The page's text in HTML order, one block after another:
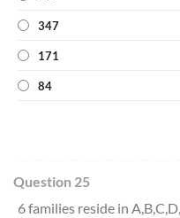
347
171
84
Question 25
6 families reside in